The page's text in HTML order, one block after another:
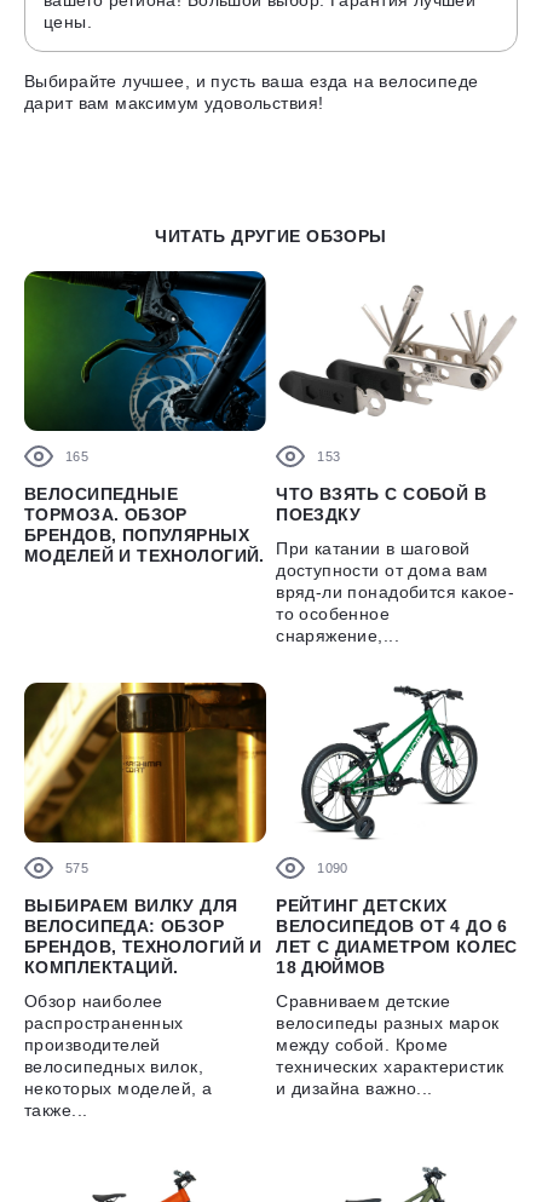
цены.
Выбирайте лучшее, и пусть ваша езда на велосипеде
дарит вам максимум удовольствия!
ЧИТАТЬ ДРУГИЕ ОБЗОРЫ
165
ВЕЛОСИПЕДНЫЕ
ТОРМОЗА. ОБЗОР
БРЕНДОВ, ПОПУЛЯРНЫХ
МОДЕЛЕЙ И ТЕХНОЛОГИЙ.
153
ЧТО ВЗЯТЬ С СОБОЙ В
ПОЕЗДКУ
При катании в шаговой
доступности от дома вам
вряд-ли понадобится какое-
то особенное
снаряжение,...
575
ВЫБИРАЕМ ВИЛКУ ДЛЯ
ВЕЛОСИПЕДА: ОБЗОР
БРЕНДОВ, ТЕХНОЛОГИЙ И
КОМПЛЕКТАЦИЙ.
Обзор наиболее
распространенных
производителей
велосипедных вилок,
некоторых моделей, а
также...
1090
РЕЙТИНГ ДЕТСКИХ
ВЕЛОСИПЕДОВ ОТ 4 ДО 6
ЛЕТ С ДИАМЕТРОМ КОЛЕС
18 ДЮЙМОВ
Сравниваем детские
велосипеды разных марок
между собой. Кроме
технических характеристик
и дизайна важно...